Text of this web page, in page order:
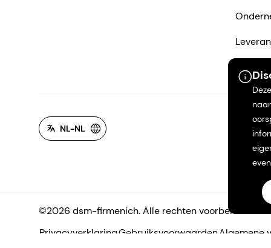
Neem
NL-NL
©2026 dsm-firmenich. Alle rechten voorbehouden.
PrivacyverklaringGebruiksvoorwaardenAlgemene